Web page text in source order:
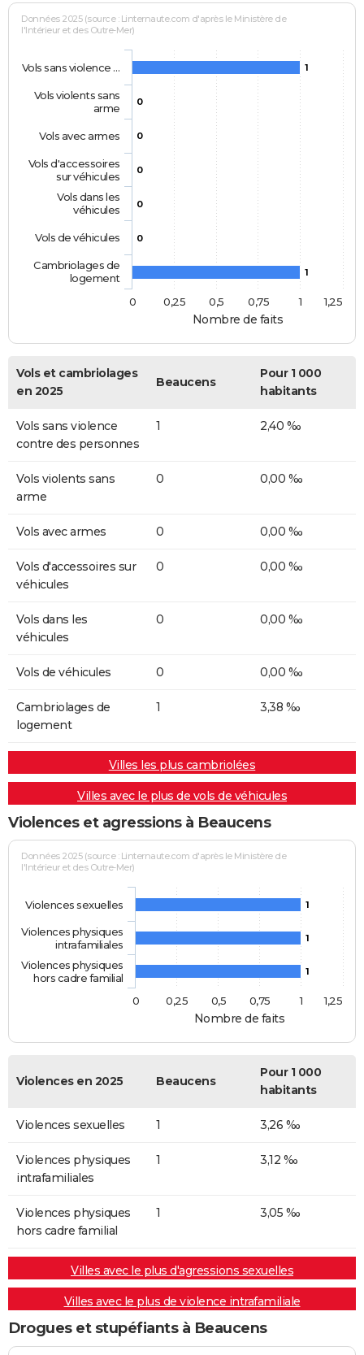
Nombre de faits
Données 2025 (source : Linternaute.com d'après le Ministère de
l'Intérieur et des Outre-Mer)
1
0
0
0
0
0
1
Vols sans violence …
Vols violents sans
arme
Vols avec armes
Vols d'accessoires
sur véhicules
Vols dans les
véhicules
Vols de véhicules
Cambriolages de
logement
0
1
0,25 0,5 0,75 1,25
Vols et cambriolages
en 2025
Beaucens
Pour 1 000
habitants
Vols sans violence
contre des personnes
1 2,40 ‰
Vols violents sans
arme
0 0,00 ‰
Vols avec armes 0 0,00 ‰
Vols d'accessoires sur
véhicules
0 0,00 ‰
Vols dans les
véhicules
0 0,00 ‰
Vols de véhicules 0 0,00 ‰
Cambriolages de
logement
1 3,38 ‰
Villes les plus cambriolées
Villes avec le plus de vols de véhicules
Violences et agressions à Beaucens
Nombre de faits
Données 2025 (source : Linternaute.com d'après le Ministère de
l'Intérieur et des Outre-Mer)
1
1
1
Violences sexuelles
Violences physiques
intrafamiliales
Violences physiques
hors cadre familial
0
1
0,25 0,5 0,75 1,25
Violences en 2025 Beaucens
Pour 1 000
habitants
Violences sexuelles 1 3,26 ‰
Violences physiques
intrafamiliales
1 3,12 ‰
Violences physiques
hors cadre familial
1 3,05 ‰
Villes avec le plus d'agressions sexuelles
Villes avec le plus de violence intrafamiliale
Drogues et stupéfiants à Beaucens